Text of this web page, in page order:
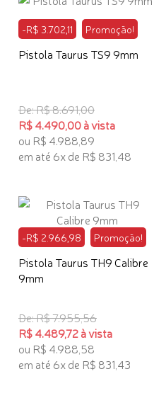
-R$ 3.702,11 Promoção!
Pistola Taurus TS9 9mm
De: R$ 8.691,00
R$ 4.490,00 à vista
ou R$ 4.988,89
em até 6x de R$ 831,48
-R$ 2.966,98 Promoção!
Pistola Taurus TH9 Calibre
9mm
De: R$ 7.955,56
R$ 4.489,72 à vista
ou R$ 4.988,58
em até 6x de R$ 831,43